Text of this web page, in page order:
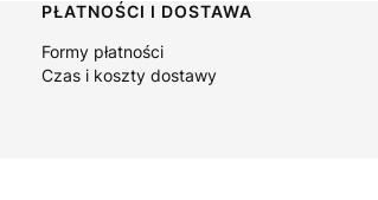
PŁATNOŚCI I DOSTAWA
Formy płatności
Czas i koszty dostawy